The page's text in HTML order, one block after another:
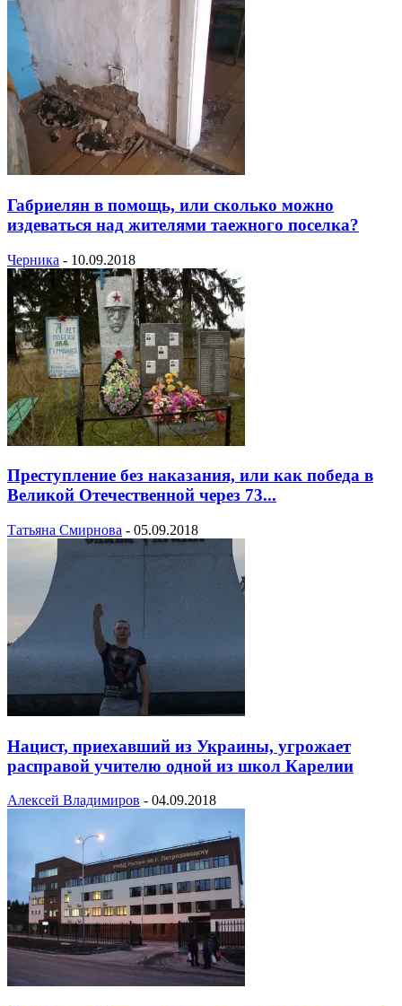
Габриелян в помощь, или сколько можно
издеваться над жителями таежного поселка?
Черника - 10.09.2018
Преступление без наказания, или как победа в
Великой Отечественной через 73...
Татьяна Смирнова - 05.09.2018
Нацист, приехавший из Украины, угрожает
расправой учителю одной из школ Карелии
Алексей Владимиров - 04.09.2018